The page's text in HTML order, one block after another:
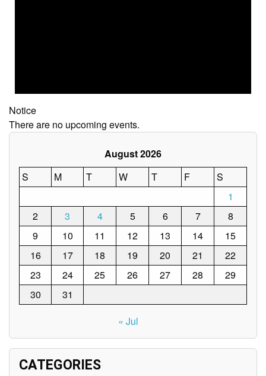
Notice
There are no upcoming events.
August 2026
S
M T W T F
S
1
2
3 4 5 6 7
8
9
10 11 12 13 14
15
16
17 18 19 20 21
22
23
24 25 26 27 28
29
30
31
« Jul
CATEGORIES